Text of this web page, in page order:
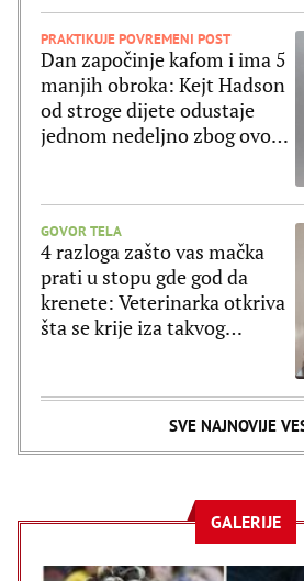
PRAKTIKUJE POVREMENI POST
Dan započinje kafom i ima 5
manjih obroka: Kejt Hadson
od stroge dijete odustaje
jednom nedeljno zbog ovog
GOVOR TELA
4 razloga zašto vas mačka
prati u stopu gde god da
krenete: Veterinarka otkriva
šta se krije iza takvog
SVE NAJNOVIJE
GALERIJE